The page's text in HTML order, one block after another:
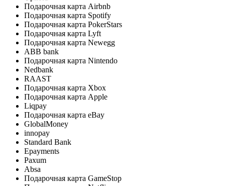
Подарочная карта Airbnb
Подарочная карта Spotify
Подарочная карта PokerStars
Подарочная карта Lyft
Подарочная карта Newegg
ABB bank
Подарочная карта Nintendo
Nedbank
RAAST
Подарочная карта Xbox
Подарочная карта Apple
Liqpay
Подарочная карта eBay
GlobalMoney
innopay
Standard Bank
Epayments
Paxum
Absa
Подарочная карта GameStop